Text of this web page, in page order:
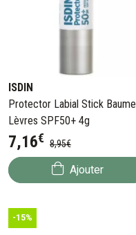
ISDIN
Protector Labial Stick Baume
Lèvres SPF50+ 4g
7,16€ 8,95€
Ajouter
-15%